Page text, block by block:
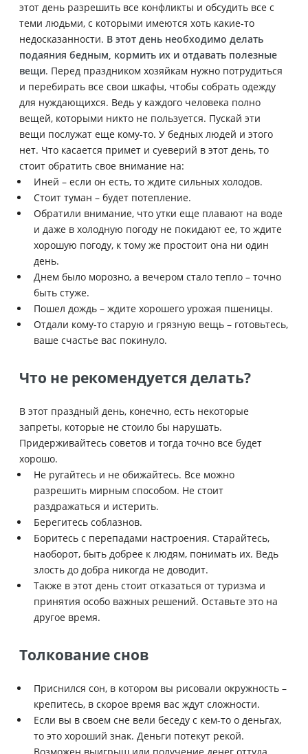
этот день разрешить все конфликты и обсудить все с
теми людьми, с которыми имеются хоть какие-то
недосказанности. В этот день необходимо делать
подаяния бедным, кормить их и отдавать полезные
вещи. Перед праздником хозяйкам нужно потрудиться
и перебирать все свои шкафы, чтобы собрать одежду
для нуждающихся. Ведь у каждого человека полно
вещей, которыми никто не пользуется. Пускай эти
вещи послужат еще кому-то. У бедных людей и этого
нет. Что касается примет и суеверий в этот день, то
стоит обратить свое внимание на:
Иней – если он есть, то ждите сильных холодов.
Стоит туман – будет потепление.
Обратили внимание, что утки еще плавают на воде
и даже в холодную погоду не покидают ее, то ждите
хорошую погоду, к тому же простоит она ни один
день.
Днем было морозно, а вечером стало тепло – точно
быть стуже.
Пошел дождь – ждите хорошего урожая пшеницы.
Отдали кому-то старую и грязную вещь – готовьтесь,
ваше счастье вас покинуло.
Что не рекомендуется делать?
В этот праздный день, конечно, есть некоторые
запреты, которые не стоило бы нарушать.
Придерживайтесь советов и тогда точно все будет
хорошо.
Не ругайтесь и не обижайтесь. Все можно
разрешить мирным способом. Не стоит
раздражаться и истерить.
Берегитесь соблазнов.
Боритесь с перепадами настроения. Старайтесь,
наоборот, быть добрее к людям, понимать их. Ведь
злость до добра никогда не доводит.
Также в этот день стоит отказаться от туризма и
принятия особо важных решений. Оставьте это на
другое время.
Толкование снов
Приснился сон, в котором вы рисовали окружность –
крепитесь, в скорое время вас ждут сложности.
Если вы в своем сне вели беседу с кем-то о деньгах,
то это хороший знак. Деньги потекут рекой.